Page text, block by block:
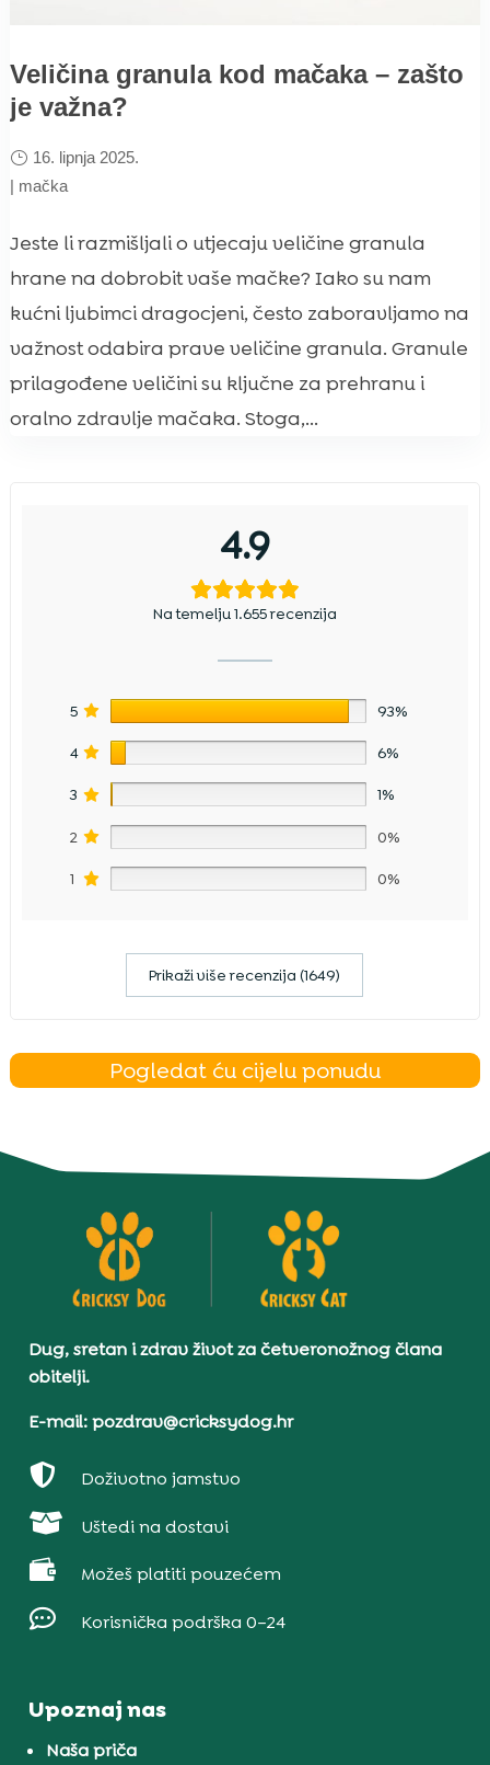
Veličina granula kod mačaka – zašto
je važna?
16. lipnja 2025.
| mačka
Jeste li razmišljali o utjecaju veličine granula
hrane na dobrobit vaše mačke? Iako su nam
kućni ljubimci dragocjeni, često zaboravljamo na
važnost odabira prave veličine granula. Granule
prilagođene veličini su ključne za prehranu i
oralno zdravlje mačaka. Stoga,...
4.9
Na temelju 1.655 recenzija
5 93%
4 6%
3 1%
2 0%
1 0%
Prikaži više recenzija (1649)
Pogledat ću cijelu ponudu
Dug, sretan i zdrav život za četveronožnog člana
obitelji.
E-mail: pozdrav@cricksydog.hr
 Doživotno jamstvo
 Uštedi na dostavi
 Možeš platiti pouzećem
 Korisnička podrška 0–24
Upoznaj nas
Naša priča